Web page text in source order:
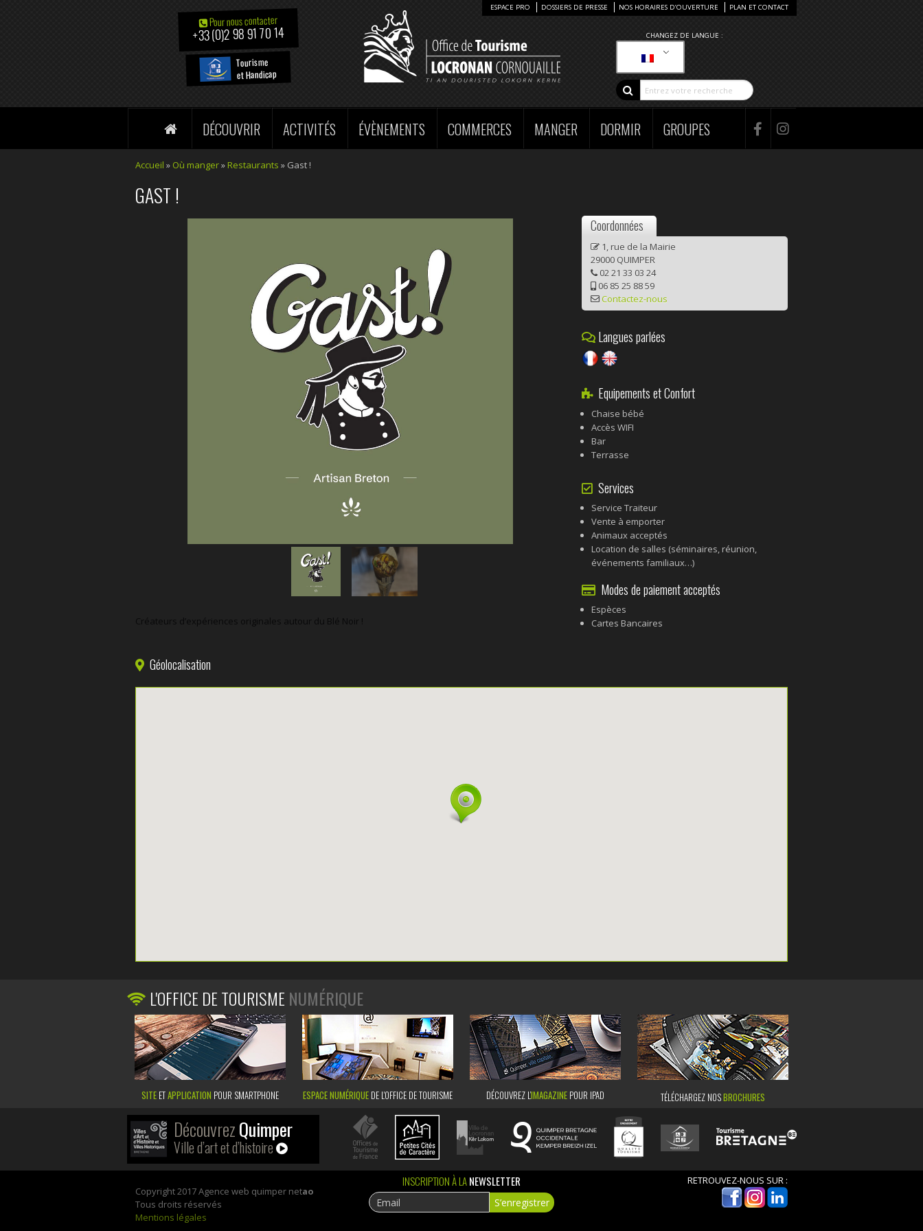
Pour nous contacter
+33 (0)2 98 91 70 14
Tourisme
et Handicap
CHANGEZ DE LANGUE :
ESPACE PRO DOSSIERS DE PRESSE NOS HORAIRES D’OUVERTURE PLAN ET CONTACT
DÉCOUVRIR ACTIVITÉS ÉVÈNEMENTS COMMERCES MANGER DORMIR GROUPES
Accueil » Où manger» Restaurants » Gast !
GAST !
Créateurs d’expériences originales autour du Blé Noir !
Coordonnées
1, rue de la Mairie
29000 QUIMPER
02 21 33 03 24
06 85 25 88 59
Contactez-nous
Langues parlées
Equipements et Confort
Chaise bébé
Accès WIFI
Bar
Terrasse
Services
Service Traiteur
Vente à emporter
Animaux acceptés
Location de salles (séminaires, réunion,
événements familiaux…)
Modes de paiement acceptés
Espèces
Cartes Bancaires
Géolocalisation
L'OFFICE DE TOURISME NUMÉRIQUE
SITE ETAPPLICATION POUR SMARTPHONE ESPACE NUMÉRIQUE DE L'OFFICE DE TOURISME DÉCOUVREZ L’IMAGAZINEPOUR IPAD TÉLÉCHARGEZ NOSBROCHURES
DécouvrezQuimper
Ville d’art et d’histoire
Copyright 2017 Agence web quimper netao
Tous droits réservés
Mentions légales
INSCRIPTION À LANEWSLETTER RETROUVEZ-NOUS SUR :